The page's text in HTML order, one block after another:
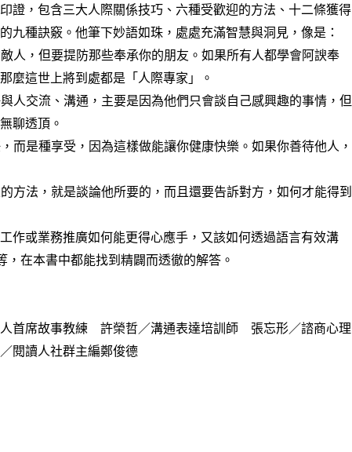
證，包含三大人際關係技巧、六種受歡迎的方法、十二條獲得
九種訣竅。他筆下妙語如珠，處處充滿智慧與洞見，像是：
人，但要提防那些奉承你的朋友。如果所有人都學會阿諛奉
麼這世上將到處都是「人際專家」。
人交流、溝通，主要是因為他們只會談自己感興趣的事情，但
聊透頂。
而是種享受，因為這樣做能讓你健康快樂。如果你善待他人，
方法，就是談論他所要的，而且還要告訴對方，如何才能得到
作或業務推廣如何能更得心應手，又該如何透過語言有效溝
在本書中都能找到精闢而透徹的解答。
首席故事教練 許榮哲／溝通表達培訓師 張忘形／諮商心理
閱讀人社群主編鄭俊德